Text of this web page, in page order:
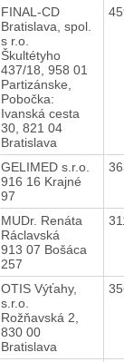
FINAL-CD
Bratislava, spol.
s r.o.
Škultétyho
437/18, 958 01
Partizánske,
Pobočka:
Ivanská cesta
30, 821 04
Bratislava
GELIMED s.r.o.
916 16 Krajné
97
MUDr. Renáta
Ráclavská
913 07 Bošáca
257
OTIS Výťahy,
s.r.o.
Rožňavská 2,
830 00
Bratislava